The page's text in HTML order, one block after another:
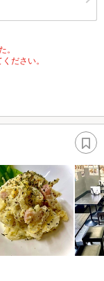
ださい。